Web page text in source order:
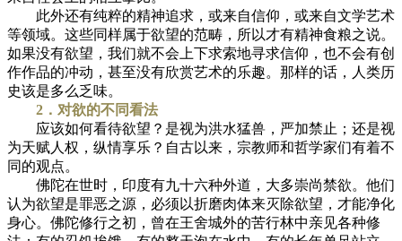
此外还有纯粹的精神追求，或来自信仰，或来自文学艺术
等领域。这些同样属于欲望的范畴，所以才有精神食粮之说。
如果没有欲望，我们就不会上下求索地寻求信仰，也不会有创
作作品的冲动，甚至没有欣赏艺术的乐趣。那样的话，人类历
史该是多么乏味。
2．对欲的不同看法
应该如何看待欲望？是视为洪水猛兽，严加禁止；还是视
为天赋人权，纵情享乐？自古以来，宗教师和哲学家们有着不
同的观点。
佛陀在世时，印度有九十六种外道，大多崇尚禁欲。他们
认为欲望是罪恶之源，必须以折磨肉体来灭除欲望，才能净化
身心。佛陀修行之初，曾在王舍城外的苦行林中亲见各种修